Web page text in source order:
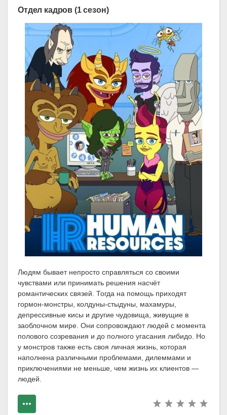
Отдел кадров (1 сезон)
Людям бывает непросто справляться со своими
чувствами или принимать решения насчёт
романтических связей. Тогда на помощь приходят
гормон-монстры, колдуны-стыдуны, махамуры,
депрессивные кисы и другие чудовища, живущие в
заоблочном мире. Они сопровождают людей с момента
полового созревания и до полного угасания либидо. Но
у монстров также есть своя личная жизнь, которая
наполнена различными проблемами, дилеммами и
приключениями не меньше, чем жизнь их клиентов —
людей.